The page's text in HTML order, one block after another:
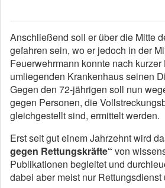
Anschließend soll er über die Mitte
gefahren sein, wo er jedoch in der
Feuerwehrmann konnte nach
umliegenden Krankenhaus seinen
Gegen den 72-jährigen soll nun
gegen Personen, die
gleichgestellt sind, ermittelt werden.
Erst seit gut einem Jahrzehnt wird
gegen Rettungskräfte“ von
Publikationen begleitet und
dabei aber meist nur Rettungsdienst